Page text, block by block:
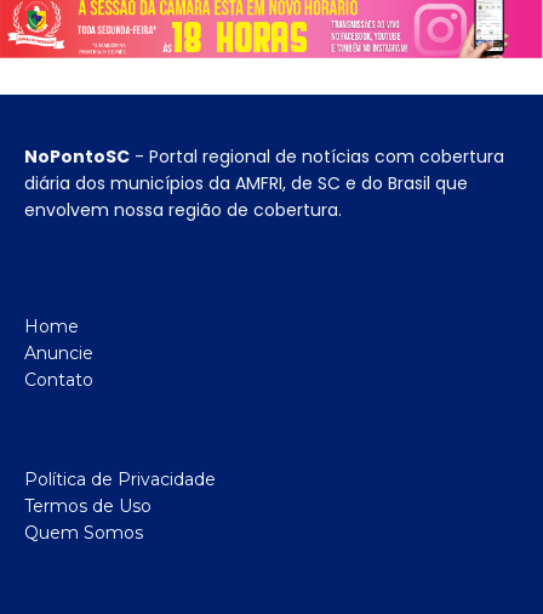
NoPontoSC - Portal regional de notícias com cobertura
diária dos municípios da AMFRI, de SC e do Brasil que
envolvem nossa região de cobertura.
Home
Anuncie
Contato
Política de Privacidade
Termos de Uso
Quem Somos